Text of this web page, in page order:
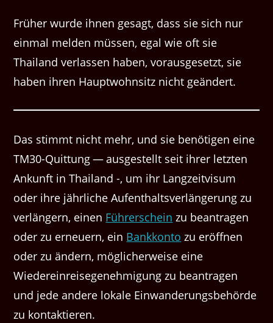
Früher wurde ihnen gesagt, dass sie sich nur
einmal melden müssen, egal wie oft sie
Thailand verlassen haben, vorausgesetzt, sie
haben ihren Hauptwohnsitz nicht geändert.
Das stimmt nicht mehr, und sie benötigen eine
TM30-Quittung — ausgestellt seit ihrer letzten
Ankunft in Thailand -, um ihr Langzeitvisum
oder ihre jährliche Aufenthaltsverlängerung zu
verlängern, einen Führerschein zu beantragen
oder zu erneuern, ein Bankkonto zu eröffnen
oder zu ändern, möglicherweise eine
Wiedereinreisegenehmigung zu beantragen
und jede andere lokale Einwanderungsbehörde
zu kontaktieren.